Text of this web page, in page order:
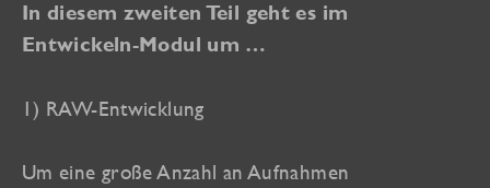
In diesem zweiten Teil geht es im
Entwickeln-Modul um …
1) RAW-Entwicklung
Um eine große Anzahl an Aufnahmen